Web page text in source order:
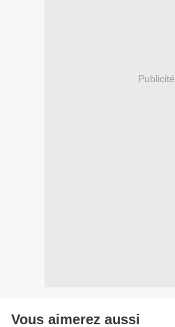
Publicité
Vous aimerez aussi